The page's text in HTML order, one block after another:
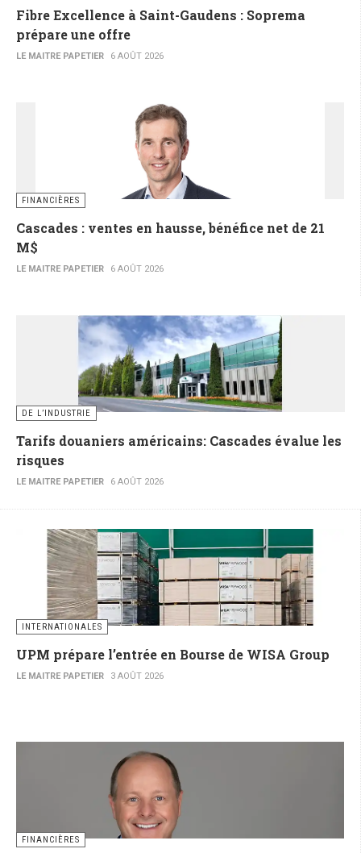
Fibre Excellence à Saint-Gaudens : Soprema
prépare une offre
LE MAITRE PAPETIER 6 AOÛT 2026
FINANCIÈRES
Cascades : ventes en hausse, bénéfice net de 21
M$
LE MAITRE PAPETIER 6 AOÛT 2026
DE L’INDUSTRIE
Tarifs douaniers américains: Cascades évalue les
risques
LE MAITRE PAPETIER 6 AOÛT 2026
INTERNATIONALES
UPM prépare l’entrée en Bourse de WISA Group
LE MAITRE PAPETIER 3 AOÛT 2026
FINANCIÈRES